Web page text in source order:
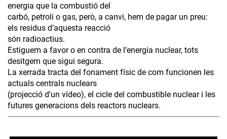
energia que la combustió del
carbó, petroli o gas, però, a canvi, hem de pagar un preu:
els residus d’aquesta reacció
són radioactius.
Estiguem a favor o en contra de l’energia nuclear, tots
desitgem que sigui segura.
La xerrada tracta del fonament físic de com funcionen les
actuals centrals nuclears
(projecció d'un vídeo), el cicle del combustible nuclear i les
futures generacions dels reactors nuclears.